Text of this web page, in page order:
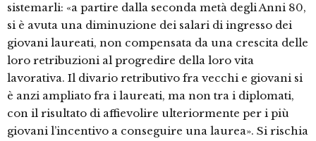
sistemarli: «a partire dalla seconda metà degli Anni 80,
si è avuta una diminuzione dei salari di ingresso dei
giovani laureati, non compensata da una crescita delle
loro retribuzioni al progredire della loro vita
lavorativa. Il divario retributivo fra vecchi e giovani si
è anzi ampliato fra i laureati, ma non tra i diplomati,
con il risultato di affievolire ulteriormente per i più
giovani l’incentivo a conseguire una laurea». Si rischia